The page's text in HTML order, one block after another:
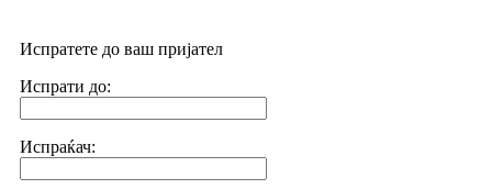
Испратете до ваш пријател
Испрати до:
Испраќач: